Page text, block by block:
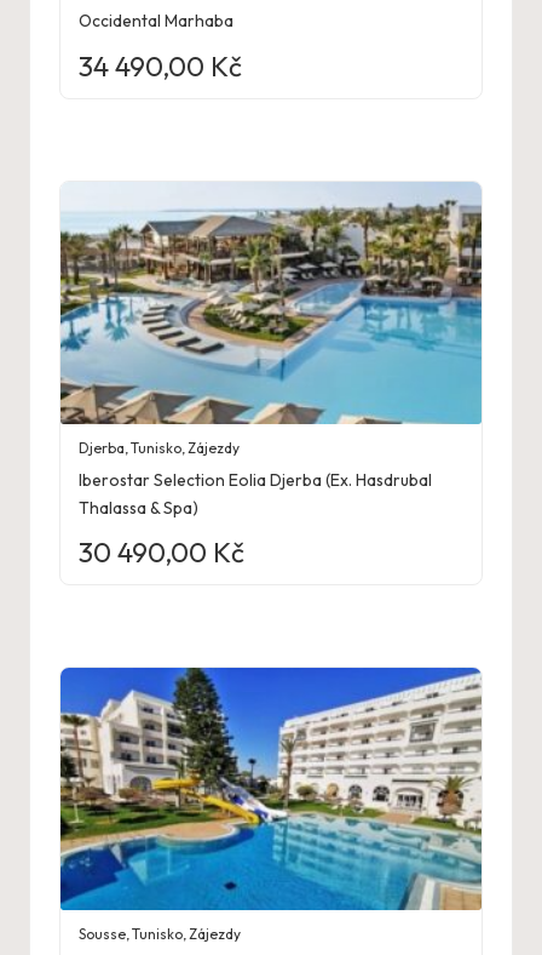
Occidental Marhaba
34 490,00 Kč
Djerba,Tunisko,Zájezdy
Iberostar Selection Eolia Djerba (Ex. Hasdrubal
Thalassa & Spa)
30 490,00 Kč
Sousse,Tunisko,Zájezdy